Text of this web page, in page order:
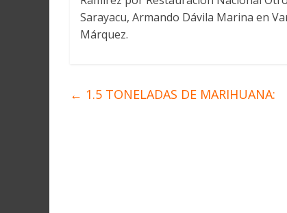
Sarayacu, Armando Dávila Marina en
Márquez.
← 1.5 TONELADAS DE MARIHUANA: